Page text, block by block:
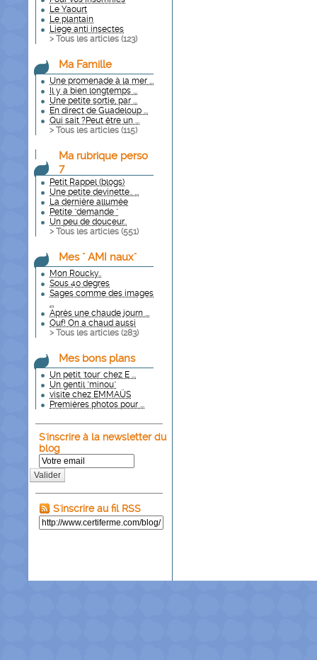
Le Yaourt
Le plantain
Liege anti insectes
> Tous les articles (123)
Ma Famille
Une promenade à la mer ...
Il y a bien longtemps ...
Une petite sortie, par ...
En direct de Guadeloup ...
Qui sait ?Peut être un ...
> Tous les articles (115)
Ma rubrique perso
7
Petit Rappel (blogs)
Une petite devinette.. ...
La dernière allumée
Petite "demande "
Un peu de douceur..
> Tous les articles (551)
Mes " AMI naux"
Mon Roucky..
Sous 40 degres
Sages comme des images
...
Après une chaude journ ...
Ouf! On a chaud aussi
> Tous les articles (283)
Mes bons plans
Un petit 'tour' chez E ...
Un gentil "minou"
visite chez EMMAÜS
Premières photos pour ...
S'inscrire à la newsletter du
blog
Valider
S'inscrire au fil RSS